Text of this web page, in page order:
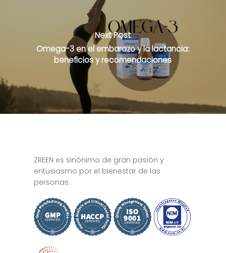
Next Post
Omega-3 en el embarazo y la lactancia:
beneficios y recomendaciones
ZREEN es sinónimo de gran pasión y
entusiasmo por el bienestar de las
personas.